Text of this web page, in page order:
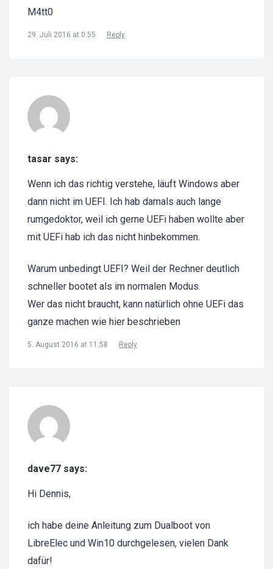
M4tt0
29. Juli 2016 at 0:55 Reply
tasar says:
Wenn ich das richtig verstehe, läuft Windows aber
dann nicht im UEFI. Ich hab damals auch lange
rumgedoktor, weil ich gerne UEFi haben wollte aber
mit UEFi hab ich das nicht hinbekommen.
Warum unbedingt UEFI? Weil der Rechner deutlich
schneller bootet als im normalen Modus.
Wer das nicht braucht, kann natürlich ohne UEFi das
ganze machen wie hier beschrieben
5. August 2016 at 11:58 Reply
dave77 says:
Hi Dennis,
ich habe deine Anleitung zum Dualboot von
LibreElec und Win10 durchgelesen, vielen Dank
dafür!